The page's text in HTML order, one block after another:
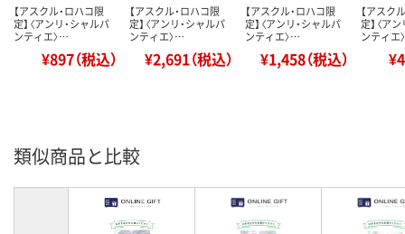
【アスクル・ロハコ限
定】〈アンリ・シャルパ
ンティエ〉…
¥897（税込）
【アスクル・ロハコ限
定】〈アンリ・シャルパ
ンティエ〉…
¥2,691（税込）
【アスクル・ロハコ限
定】〈アンリ・シャルパ
ンティエ〉…
¥1,458（税込）
【アスク
定】〈ア
ンティエ
類似商品と比較